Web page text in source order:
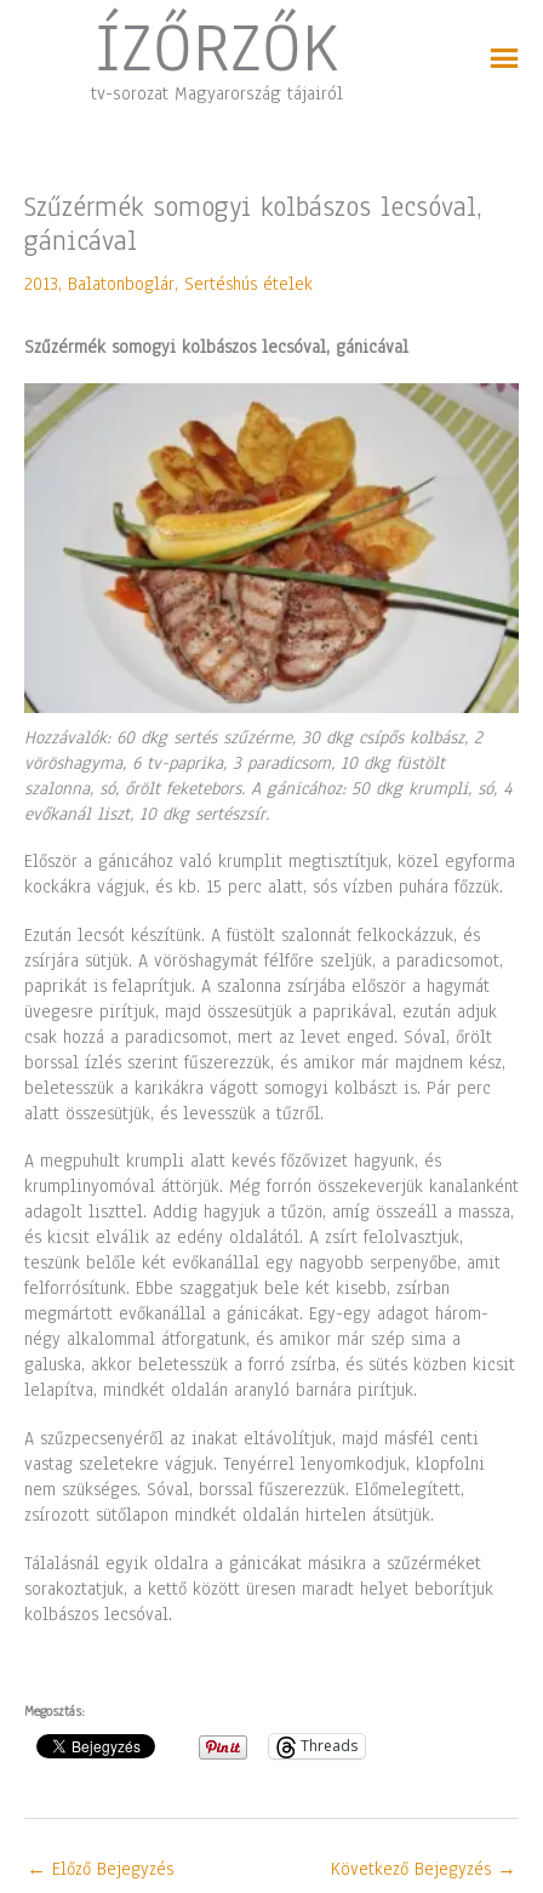
ÍZŐRZŐK
tv-sorozat Magyarország tájairól
Szűzérmék somogyi kolbászos lecsóval,
gánicával
2013, Balatonboglár, Sertéshús ételek
Szűzérmék somogyi kolbászos lecsóval, gánicával
Hozzávalók: 60 dkg sertés szűzérme, 30 dkg csípős kolbász, 2
vöröshagyma, 6 tv-paprika, 3 paradicsom, 10 dkg füstölt
szalonna, só, őrölt feketebors. A gánicához: 50 dkg krumpli, só, 4
evőkanál liszt, 10 dkg sertészsír.
Először a gánicához való krumplit megtisztítjuk, közel egyforma
kockákra vágjuk, és kb. 15 perc alatt, sós vízben puhára főzzük.
Ezután lecsót készítünk. A füstölt szalonnát felkockázzuk, és
zsírjára sütjük. A vöröshagymát félfőre szeljük, a paradicsomot,
paprikát is felaprítjuk. A szalonna zsírjába először a hagymát
üvegesre pirítjuk, majd összesütjük a paprikával, ezután adjuk
csak hozzá a paradicsomot, mert az levet enged. Sóval, őrölt
borssal ízlés szerint fűszerezzük, és amikor már majdnem kész,
beletesszük a karikákra vágott somogyi kolbászt is. Pár perc
alatt összesütjük, és levesszük a tűzről.
A megpuhult krumpli alatt kevés főzővizet hagyunk, és
krumplinyomóval áttörjük. Még forrón összekeverjük kanalanként
adagolt liszttel. Addig hagyjuk a tűzön, amíg összeáll a massza,
és kicsit elválik az edény oldalától. A zsírt felolvasztjuk,
teszünk belőle két evőkanállal egy nagyobb serpenyőbe, amit
felforrósítunk. Ebbe szaggatjuk bele két kisebb, zsírban
megmártott evőkanállal a gánicákat. Egy-egy adagot három-
négy alkalommal átforgatunk, és amikor már szép sima a
galuska, akkor beletesszük a forró zsírba, és sütés közben kicsit
lelapítva, mindkét oldalán aranyló barnára pirítjuk.
A szűzpecsenyéről az inakat eltávolítjuk, majd másfél centi
vastag szeletekre vágjuk. Tenyérrel lenyomkodjuk, klopfolni
nem szükséges. Sóval, borssal fűszerezzük. Előmelegített,
zsírozott sütőlapon mindkét oldalán hirtelen átsütjük.
Tálalásnál egyik oldalra a gánicákat másikra a szűzérméket
sorakoztatjuk, a kettő között üresen maradt helyet beborítjuk
kolbászos lecsóval.
Megosztás:
Threads
← Előző Bejegyzés Következő Bejegyzés →